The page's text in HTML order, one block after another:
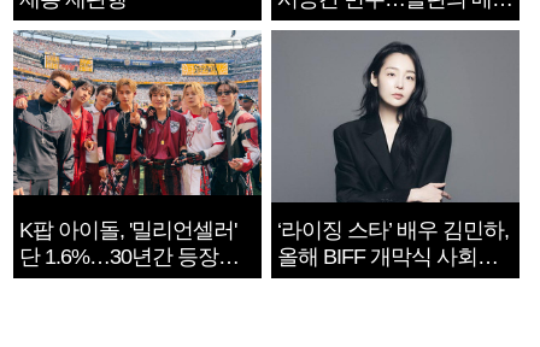
지는 ‘전쟁 속죄’
K팝 아이돌, '밀리언셀러'
단 1.6%…30년간 등장
1182개팀 전수조사
‘라이징 스타’ 배우 김민하,
올해 BIFF 개막식 사회자
확정